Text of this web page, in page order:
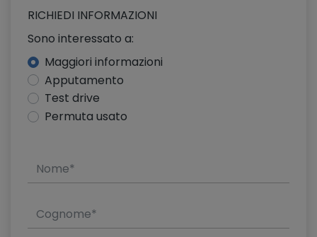
RICHIEDI INFORMAZIONI
Sono interessato a:
Maggiori informazioni
Apputamento
Test drive
Permuta usato